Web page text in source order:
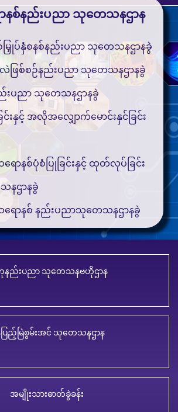
စ်နည်းပညာ သုတေသနဌာန
ပ်နှံစနစ်နည်းပညာ သုတေသနဌာနခွဲ
လဲဖြစ်စဉ်နည်းပညာ သုတေသနဌာနခွဲ
ပညာ သုတေသနဌာနခွဲ
းနှင့် အလိုအလျှောက်မောင်းနှင်ခြင်း
နစ်ပုံစံပြုခြင်းနှင့် ထုတ်လုပ်ခြင်း
နဌာနခွဲ
ာနစ် နည်းပညာသုတေသနဌာနခွဲ
နည်းပညာ သုတေသနဗဟိုဌာန
ပြည့်မြဲစွမ်းအင် သုတေသနဌာန
အမျိုးသားဓာတ်ခွဲခန်း